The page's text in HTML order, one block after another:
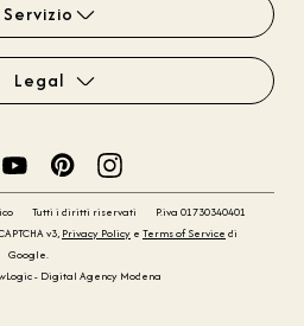
Servizio
Legal
Tutti i diritti riservati
P.iva 01730340401
v3, Privacy Policy e Terms of Service di
Google.
- Digital Agency Modena